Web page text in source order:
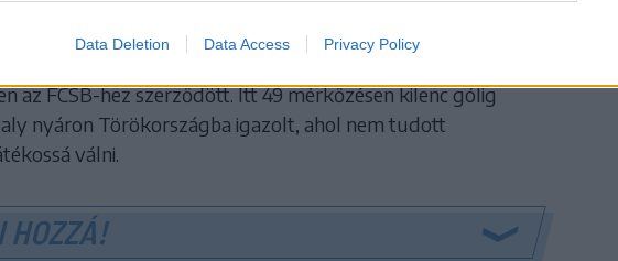
Data Deletion Data Access Privacy Policy
mérkőzésen lépett pályára Sepsi-mezben, 37 gólt szerzett és
az FCSB-hez szerződött. Itt 49 mérkőzésen kilenc gólig
nyáron Törökországba igazolt, ahol nem tudott
válni.
HOZZÁ!